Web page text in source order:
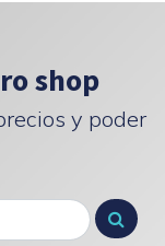
shop
y poder